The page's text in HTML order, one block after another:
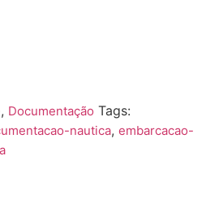
, Documentação Tags:
nautica, embarcacao-